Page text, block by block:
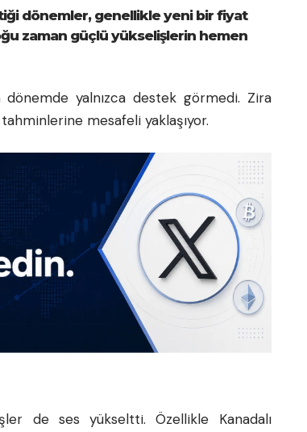
dönemler, genellikle yeni bir fiyat
zaman güçlü yükselişlerin hemen
dönemde yalnızca destek görmedi. Zira
mesafeli yaklaşıyor.
de ses yükseltti. Özellikle Kanadalı